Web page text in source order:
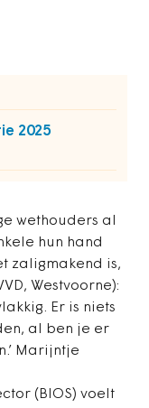
2025
wethouders al
hun hand
zaligmakend is,
Westvoorne):
Er is niets
al ben je er
Marijntje
(BIOS) voelt